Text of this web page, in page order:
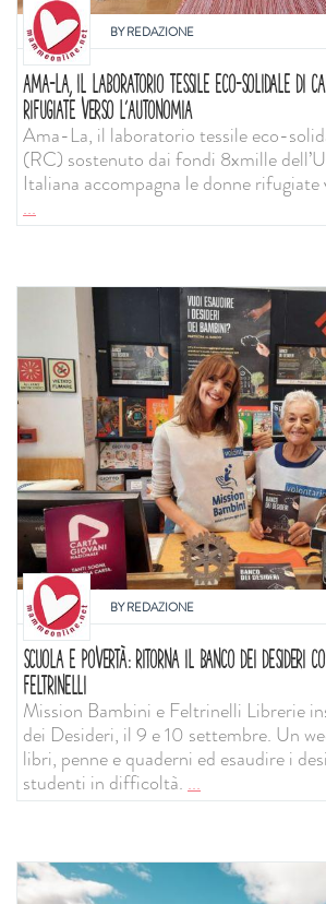
BYREDAZIONE
AMA-LA, IL LABORATORIO TESSILE ECO-SOLIDALE DI
RIFUGIATE VERSO L’AUTONOMIA
Ama-La, il laboratorio tessile eco-
(RC) sostenuto dai fondi 8xmille
Italiana accompagna le donne rifugiate
...
BYREDAZIONE
SCUOLA E POVERTÀ: RITORNA IL BANCO DEI DESIDERI
FELTRINELLI
Mission Bambini e Feltrinelli Librerie
dei Desideri, il 9 e 10 settembre. Un
libri, penne e quaderni ed esaudire i
studenti in difficoltà....